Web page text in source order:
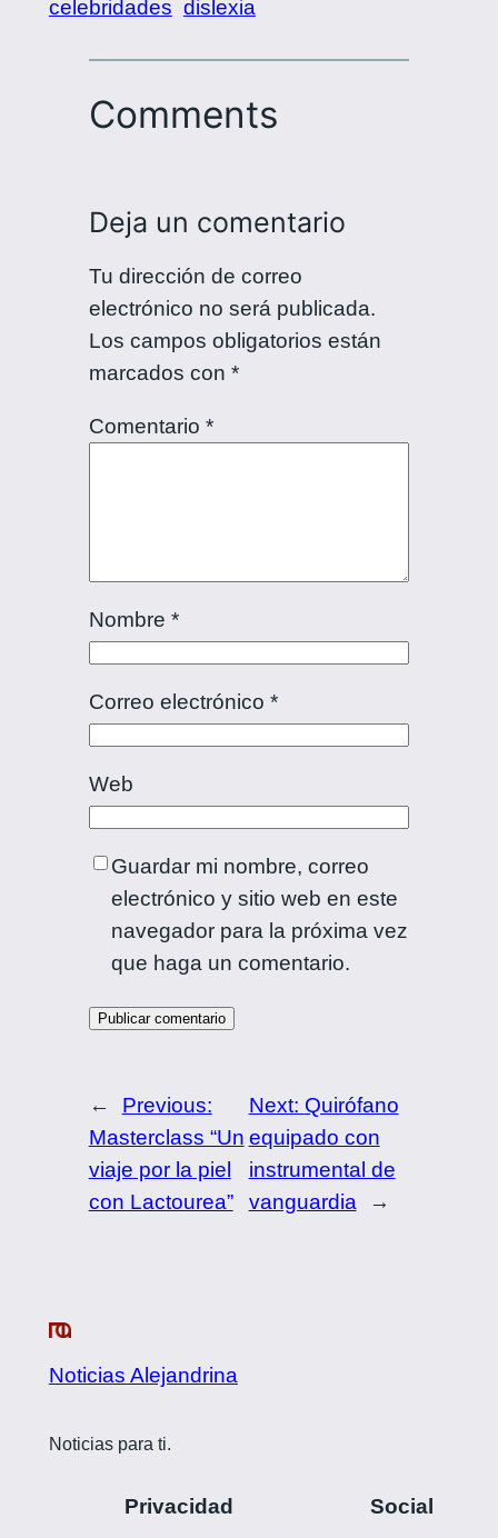
celebridades dislexia
Comments
Deja un comentario
Tu dirección de correo
electrónico no será publicada.
Los campos obligatorios están
marcados con *
Comentario *
Nombre *
Correo electrónico *
Web
Guardar mi nombre, correo
electrónico y sitio web en este
navegador para la próxima vez
que haga un comentario.
←
Previous:
Masterclass “Un
viaje por la piel
con Lactourea”
Next: Quirófano
equipado con
instrumental de
vanguardia
→
Noticias Alejandrina
Noticias para ti.
Privacidad Social